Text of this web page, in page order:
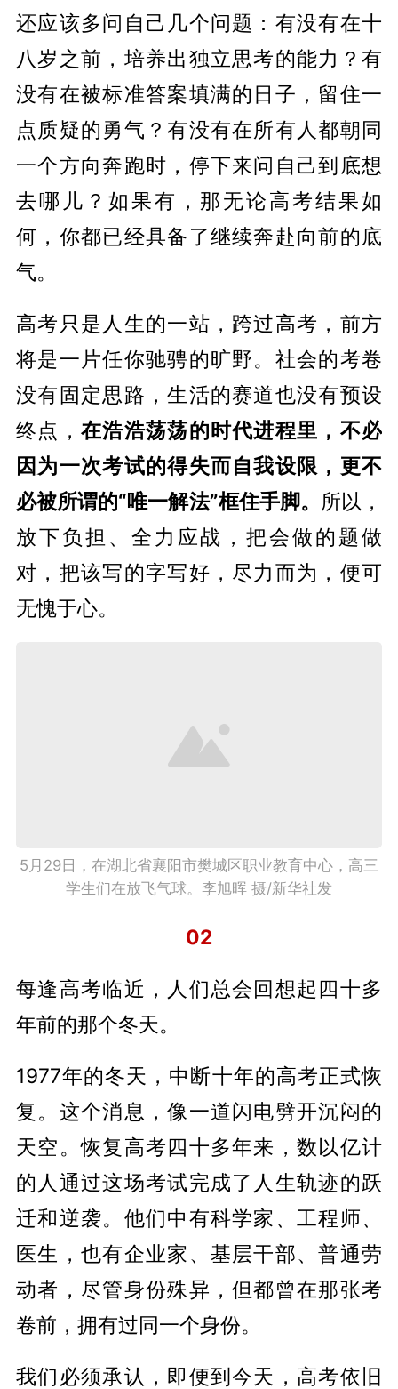
还应该多问自己几个问题：有没有在十
八岁之前，培养出独立思考的能力？有
没有在被标准答案填满的日子，留住一
点质疑的勇气？有没有在所有人都朝同
一个方向奔跑时，停下来问自己到底想
去哪儿？如果有，那无论高考结果如
何，你都已经具备了继续奔赴向前的底
气。
高考只是人生的一站，跨过高考，前方
将是一片任你驰骋的旷野。社会的考卷
没有固定思路，生活的赛道也没有预设
终点， 在浩浩荡荡的时代进程里，不必
因为一次考试的得失而自我设限，更不
必被所谓的“唯一解法”框住手脚。 所以，
放下负担、全力应战，把会做的题做
对，把该写的字写好，尽力而为，便可
无愧于心。
5月29日，在湖北省襄阳市樊城区职业教育中心，高三
学生们在放飞气球。李旭晖 摄/新华社发
02
每逢高考临近，人们总会回想起四十多
年前的那个冬天。
1977年的冬天，中断十年的高考正式恢
复。这个消息，像一道闪电劈开沉闷的
天空。恢复高考四十多年来，数以亿计
的人通过这场考试完成了人生轨迹的跃
迁和逆袭。他们中有科学家、工程师、
医生，也有企业家、基层干部、普通劳
动者，尽管身份殊异，但都曾在那张考
卷前，拥有过同一个身份。
我们必须承认，即便到今天，高考依旧